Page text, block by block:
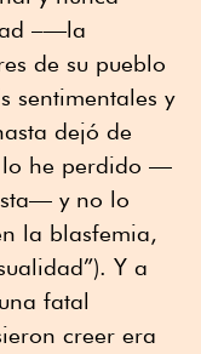
–—la
de su pueblo
sentimentales y
dejó de
lo he perdido —
y no lo
la blasfemia,
Y a
fatal
creer era